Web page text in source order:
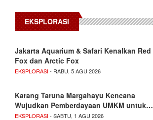
EKSPLORASI
Jakarta Aquarium & Safari Kenalkan Red
Fox dan Arctic Fox
EKSPLORASI- RABU, 5 AGU 2026
Karang Taruna Margahayu Kencana
Wujudkan Pemberdayaan UMKM untuk…
EKSPLORASI- SABTU, 1 AGU 2026